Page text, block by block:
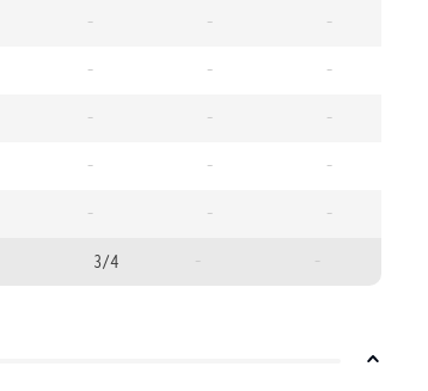
- - -
- - -
- - -
- - -
- - -
3/4 - -